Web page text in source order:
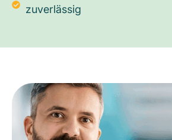
zuverlässig